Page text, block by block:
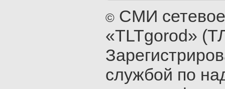
© СМИ
«TLTgorod»
службой по